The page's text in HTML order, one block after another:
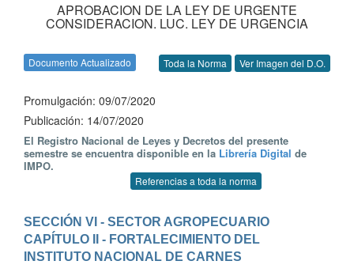
APROBACION DE LA LEY DE URGENTE
CONSIDERACION. LUC. LEY DE URGENCIA
Documento Actualizado Toda la Norma Ver Imagen del D.O.
Promulgación: 09/07/2020
Publicación: 14/07/2020
El Registro Nacional de Leyes y Decretos del presente
semestre se encuentra disponible en la Librería Digital de
IMPO.
Referencias a toda la norma
SECCIÓN VI - SECTOR AGROPECUARIO
CAPÍTULO II - FORTALECIMIENTO DEL
INSTITUTO NACIONAL DE CARNES